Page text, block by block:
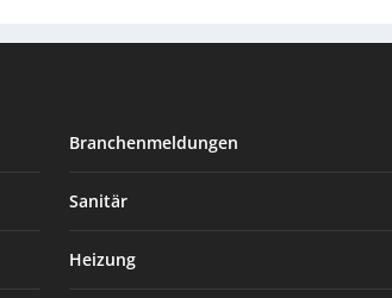
Branchenmeldungen
Sanitär
Heizung